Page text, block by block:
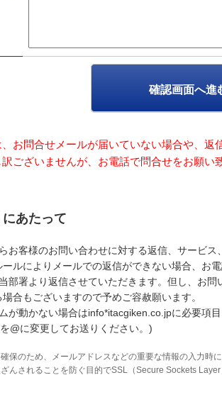
確認画面へ進
お問合せメールが届いていない場合や、返
ございませんが、お電話で問合せをお願い
あたって
お客様のお問い合わせに対する返信、サービ
ルによりメールでの返信ができない場合、お
部署より返信させていただきます。但し、お
合もございますので予めご容赦願います。
が動かない場合はinfo*itacgiken.co.jpに必要項目
@に変更してお送りください。)
保のため、メールアドレスなどの重要な情報の入力時に
んされることを防ぐ目的でSSL（Secure Sockets Layer